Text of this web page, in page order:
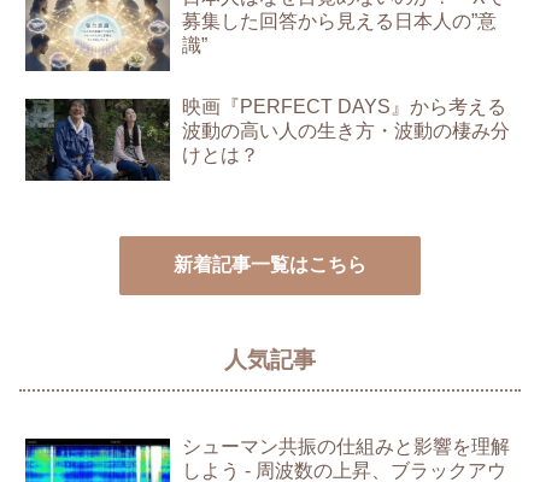
募集した回答から見える日本人の”意
識”
映画『PERFECT DAYS』から考える
波動の高い人の生き方・波動の棲み分
けとは？
新着記事一覧はこちら
人気記事
シューマン共振の仕組みと影響を理解
しよう - 周波数の上昇、ブラックアウ